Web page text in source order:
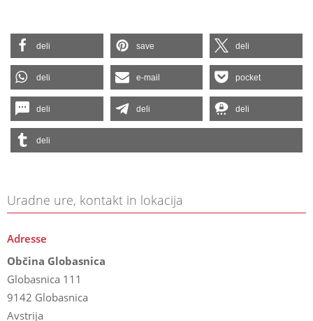
deli save deli
deli e-mail pocket
deli deli deli
deli
Uradne ure, kontakt in lokacija
Adresse
Občina Globasnica
Globasnica 111
9142 Globasnica
Avstrija